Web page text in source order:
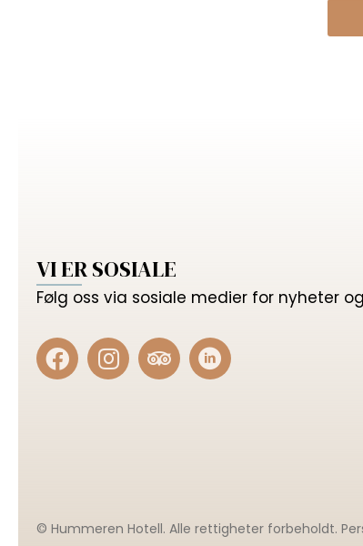
VI ER SOSIALE
Følg oss via sosiale medier for nyheter
© Hummeren Hotell. Alle rettigheter forbeholdt.